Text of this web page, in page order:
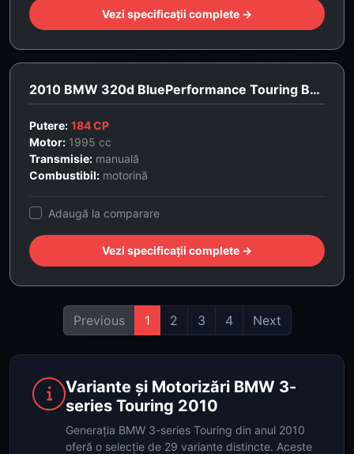
Vezi specificații complete →
2010 BMW 320d BluePerformance Touring Business Line
Putere: 184 CP
Motor: 1995 cc
Transmisie: manuală
Combustibil: motorină
Adaugă la comparare
Vezi specificații complete →
Previous 1 2 3 4 Next
Variante și Motorizări BMW 3-
series Touring 2010
Generația BMW 3-series Touring din anul 2010
oferă o selecție de 29 variante distincte. Aceste